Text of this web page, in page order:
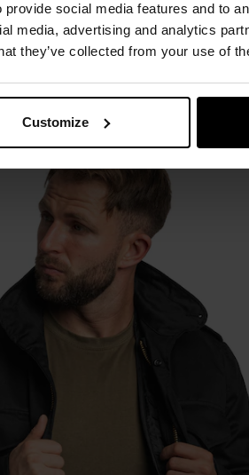
social media features and to
media, advertising and analytics
they’ve collected from your use of
Customize
, wzorowana na legendarnym
miłośników na całym świecie.
kreowane przez takich aktorów jak
się"